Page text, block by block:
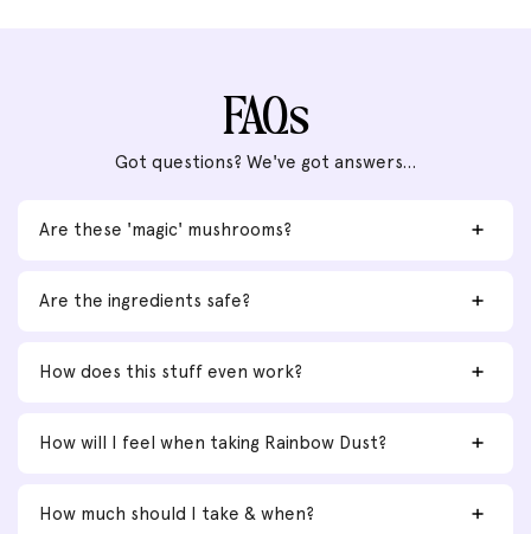
FAQs
Got questions? We've got answers...
Are these 'magic' mushrooms?
Are the ingredients safe?
How does this stuff even work?
How will I feel when taking Rainbow Dust?
How much should I take & when?